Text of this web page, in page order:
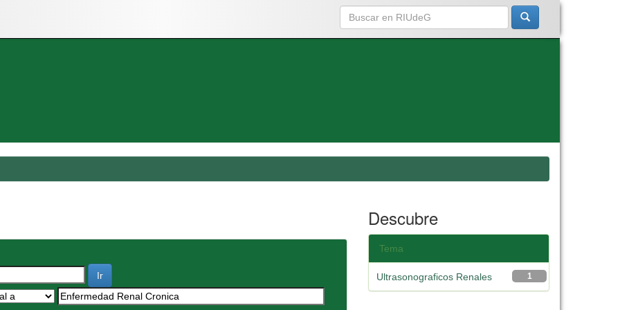
Descubre
Tema
1
Ultrasonograficos Renales